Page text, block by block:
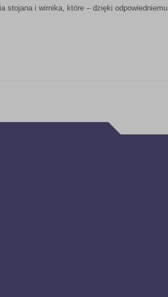
stojana i wirnika, które – dzięki odpowiedniemu